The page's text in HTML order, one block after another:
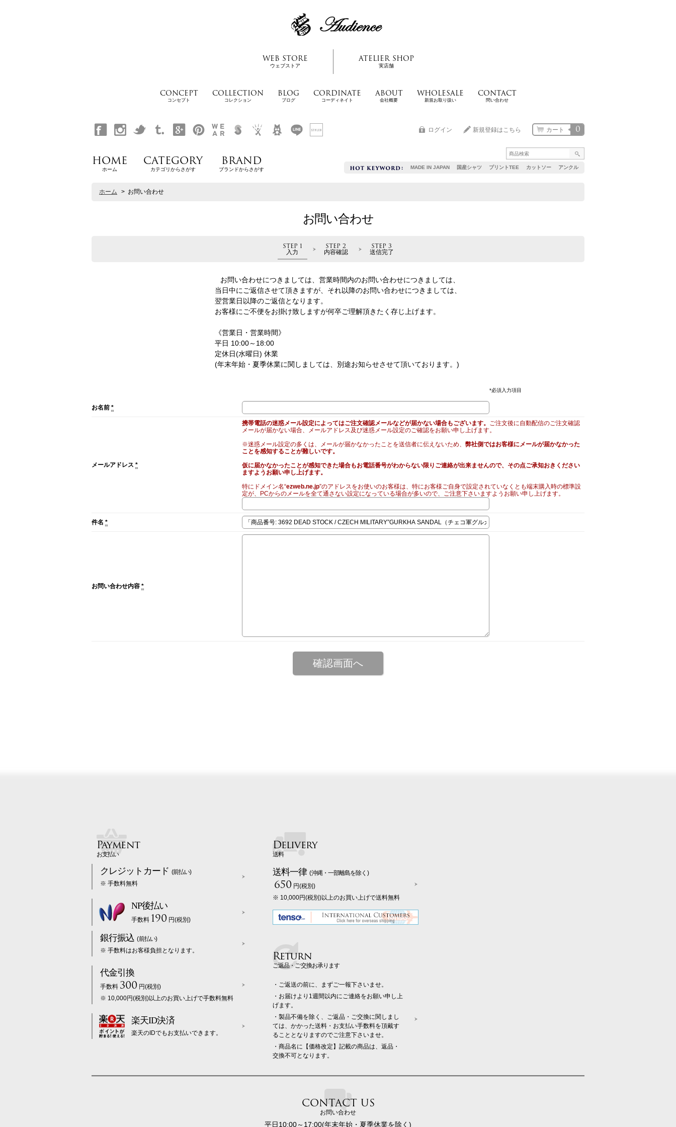
WEB STORE
ウェブストア
ATELIER SHOP
実店舗
CONCEPT
コンセプト
COLLECTION
コレクション
BLOG
ブログ
CORDINATE
コーディネイト
ABOUT
会社概要
WHOLESALE
新規お取り扱い
CONTACT
問い合わせ
MADE IN JAPAN 国産シャツ プリントTEE カットソー アンクル
0
カート
ログイン 新規登録はこちら
HOME
ホーム
CATEGORY
カテゴリからさがす
BRAND
ブランドからさがす
ホーム > お問い合わせ
お問い合わせ
STEP 1
入力
STEP 2
内容確認
STEP 3
送信完了
お問い合わせにつきましては、営業時間内のお問い合わせにつきましては、
当日中にご返信させて頂きますが、それ以降のお問い合わせにつきましては、
翌営業日以降のご返信となります。
お客様にご不便をお掛け致しますが何卒ご理解頂きたく存じ上げます。
《営業日・営業時間》
平日 10:00～18:00
定休日(水曜日) 休業
(年末年始・夏季休業に関しましては、別途お知らせさせて頂いております。)
*必須入力項目
お名前 *
メールアドレス *
携帯電話の迷惑メール設定によってはご注文確認メールなどが届かない場合もございます。 ご注文後に自動配信のご注文確認
メールが届かない場合、メールアドレス及び迷惑メール設定のご確認をお願い申し上げます。
※迷惑メール設定の多くは、メールが届かなかったことを送信者に伝えないため、 弊社側ではお客様にメールが届かなかった
ことを感知することが難しいです。
仮に届かなかったことが感知できた場合もお電話番号がわからない限りご連絡が出来ませんので、その点ご承知おきください
ますようお願い申し上げます。
特にドメイン名“ezweb.ne.jp”のアドレスをお使いのお客様は、特にお客様ご自身で設定されていなくとも端末購入時の標準設
定が、PCからのメールを全て通さない設定になっている場合が多いので、ご注意下さいますようお願い申し上げます。
件名 *
お問い合わせ内容 *
Payment
お支払い
クレジットカード (前払い)
※ 手数料無料
NP後払い
手数料 190 円(税別)
銀行振込 (前払い)
※ 手数料はお客様負担となります。
代金引換
手数料 300 円(税別)
※ 10,000円(税別)以上のお買い上げで手数料無料
楽天ID決済
楽天のIDでもお支払いできます。
Delivery
送料
送料一律 (沖縄・一部離島を除く)
650 円(税別)
※ 10,000円(税別)以上のお買い上げで送料無料
Return
ご返品・ご交換お承ります
・ご返送の前に、まずご一報下さいませ。
・お届けより1週間以内にご連絡をお願い申し上
げます。
・製品不備を除く、ご返品・ご交換に関しまし
ては、かかった送料・お支払い手数料を頂戴す
ることとなりますのでご注意下さいませ。
・商品名に【価格改定】記載の商品は、返品・
交換不可となります。
CONTACT US
お問い合わせ
平日10:00～17:00(年末年始・夏季休業を除く)